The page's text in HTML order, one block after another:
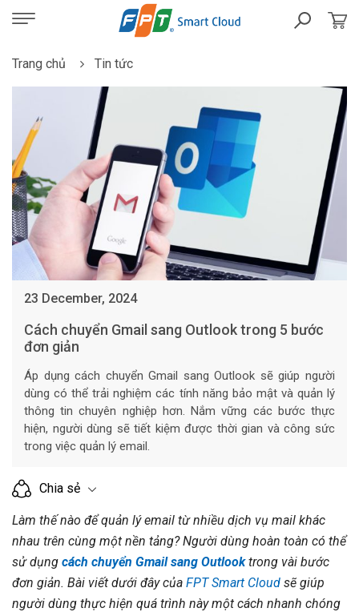
Trang chủ Tin tức
23 December, 2024
Cách chuyển Gmail sang Outlook trong 5 bước
đơn giản
Áp dụng cách chuyển Gmail sang Outlook sẽ giúp người
dùng có thể trải nghiệm các tính năng bảo mật và quản lý
thông tin chuyên nghiệp hơn. Nắm vững các bước thực
hiện, người dùng sẽ tiết kiệm được thời gian và công sức
trong việc quản lý email.
Chia sẻ
Làm thế nào để quản lý email từ nhiều dịch vụ mail khác
nhau trên cùng một nền tảng? Người dùng hoàn toàn có thể
sử dụng cách chuyển Gmail sang Outlooktrong vài bước
đơn giản. Bài viết dưới đây của FPT Smart Cloud sẽ giúp
người dùng thực hiện quá trình này một cách nhanh chóng